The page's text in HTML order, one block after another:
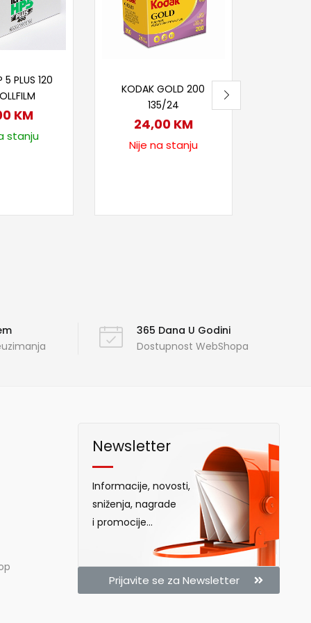
5 PLUS 120
KM
stanju
KODAK GOLD 200
135/24
24,00 KM
Nije na stanju
365 Dana U Godini
Dostupnost WebShopa
Newsletter
Informacije, novosti,
sniženja, nagrade
i promocije...
Prijavite se za Newsletter